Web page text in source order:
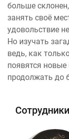
больше
занять своё
удовольствие
Но изучать
ведь, как
появятся
продолжать до
Сотрудники